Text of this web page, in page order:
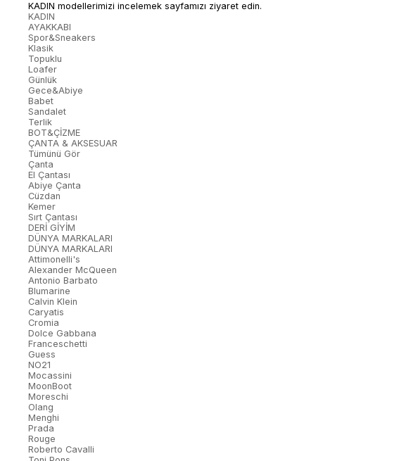
KADIN modellerimizi incelemek sayfamızı ziyaret edin.
KADIN
AYAKKABI
Spor&Sneakers
Klasik
Topuklu
Loafer
Günlük
Gece&Abiye
Babet
Sandalet
Terlik
BOT&ÇİZME
ÇANTA & AKSESUAR
Tümünü Gör
Çanta
El Çantası
Abiye Çanta
Cüzdan
Kemer
Sırt Çantası
DERİ GİYİM
DÜNYA MARKALARI
DÜNYA MARKALARI
Attimonelli's
Alexander McQueen
Antonio Barbato
Blumarine
Calvin Klein
Caryatis
Cromia
Dolce Gabbana
Franceschetti
Guess
NO21
Mocassini
MoonBoot
Moreschi
Olang
Menghi
Prada
Rouge
Roberto Cavalli